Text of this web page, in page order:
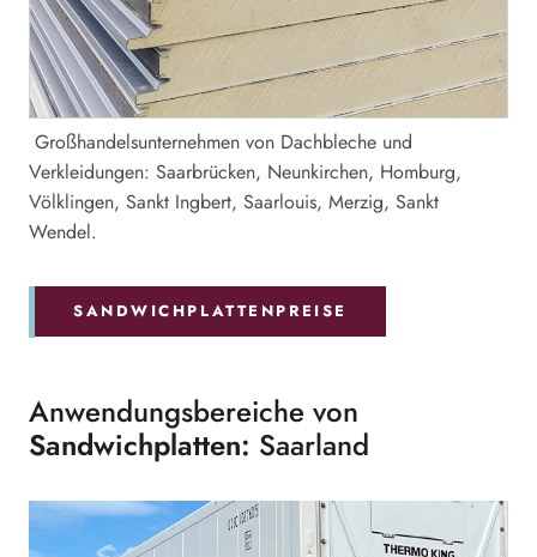
Großhandelsunternehmen von Dachbleche und
Verkleidungen: Saarbrücken, Neunkirchen, Homburg,
Völklingen, Sankt Ingbert, Saarlouis, Merzig, Sankt
Wendel.
SANDWICHPLATTENPREISE
Anwendungsbereiche von
Sandwichplatten: Saarland